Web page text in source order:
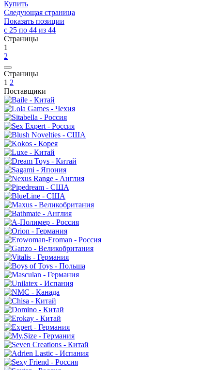
Купить
Следующая страница
Показать позиции
с 25 по 44 из 44
Страницы
1
2
Страницы
1 2
Поставщики